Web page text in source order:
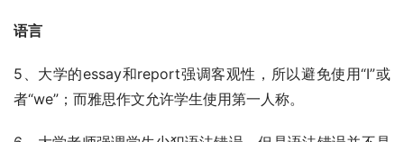
语言
5、大学的essay和report强调客观性，所以避免使用“I”或
者“we”；而雅思作文允许学生使用第一人称。